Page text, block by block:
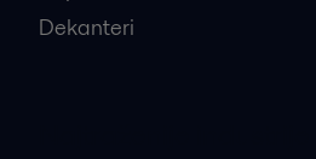
Dekanteri